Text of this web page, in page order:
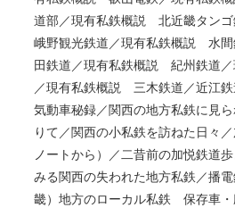
道部／現有私鉄概説 北近畿タン
峨野観光鉄道／現有私鉄概説 水
田鉄道／現有私鉄概説 紀州鉄道
／現有私鉄概説 三木鉄道／近江
気動車秘録／関西の地方私鉄に見
りて／関西の小私鉄を訪ねた日々
ノートから）／二昔前の加悦鉄道
みる関西の失われた地方私鉄／播
畿）地方のローカル私鉄 保存車